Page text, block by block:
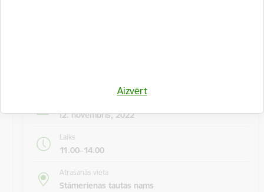
Aizvērt
12. novembris, 2022
Laiks
11.00–14.00
Atrašanās vieta
Stāmerienas tautas nams